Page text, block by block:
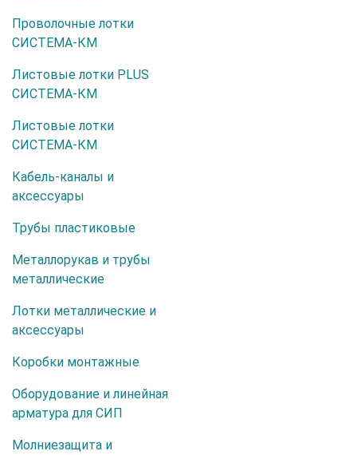
Проволочные лотки
СИСТЕМА-КМ
Листовые лотки PLUS
СИСТЕМА-КМ
Листовые лотки
СИСТЕМА-КМ
Кабель-каналы и
аксессуары
Трубы пластиковые
Металлорукав и трубы
металлические
Лотки металлические и
аксессуары
Коробки монтажные
Оборудование и линейная
арматура для СИП
Молниезащита и